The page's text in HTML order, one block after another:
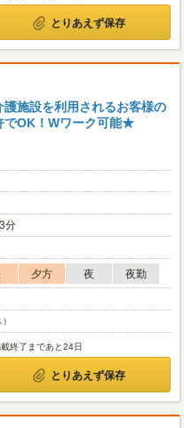
とりあえず保存
護施設を利用されるお客様の
OK！Wワーク可能★
分
夕方 夜
夜勤
終了まであと24日
とりあえず保存